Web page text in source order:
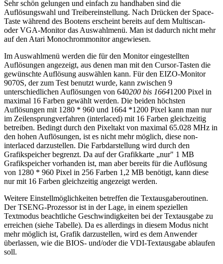
Sehr schön gelungen und einfach zu handhaben sind die
Auflösungswahl und Treibereinstellung. Nach Drücken der Space-
Taste während des Bootens erscheint bereits auf dem Multiscan-
oder VGA-Monitor das Auswahlmenü. Man ist dadurch nicht mehr
auf den Atari Monochrommonitor angewiesen.
Im Auswahlmenü werden die für den Monitor eingestellten
Auflösungen angezeigt, aus denen man mit den Cursor-Tasten die
gewünschte Auflösung auswählen kann. Für den EIZO-Monitor
9070S, der zum Test benutzt wurde, kann zwischen 9
unterschiedlichen Auflösungen von 640200 bis 16641200 Pixel in
maximal 16 Farben gewählt werden. Die beiden höchsten
Auflösungen mit 1280 * 960 und 1664 *1200 Pixel kann man nur
im Zeilensprungverfahren (interlaced) mit 16 Farben gleichzeitig
betreiben. Bedingt durch den Pixeltakt von maximal 65.028 MHz in
den hohen Auflösungen, ist es nicht mehr möglich, diese non-
interlaced darzustellen. Die Farbdarstellung wird durch den
Grafikspeicher begrenzt. Da auf der Grafikkarte „nur" 1 MB
Grafikspeicher vorhanden ist, man aber bereits für die Auflösung
von 1280 * 960 Pixel in 256 Farben 1,2 MB benötigt, kann diese
nur mit 16 Farben gleichzeitig angezeigt werden.
Weitere Einstellmöglichkeiten betreffen die Textausgaberoutinen.
Der TSENG-Prozessor ist in der Lage, in einem speziellen
Textmodus beachtliche Geschwindigkeiten bei der Textausgabe zu
erreichen (siehe Tabelle). Da es allerdings in diesem Modus nicht
mehr möglich ist, Grafik darzustellen, wird es dem Anwender
überlassen, wie die BIOS- und/oder die VDI-Textausgabe ablaufen
soll.